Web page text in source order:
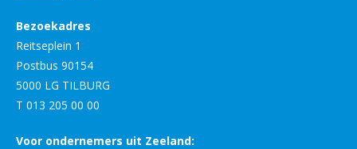
Bezoekadres
Reitseplein 1
Postbus 90154
5000 LG TILBURG
T 013 205 00 00
Voor ondernemers uit Zeeland: